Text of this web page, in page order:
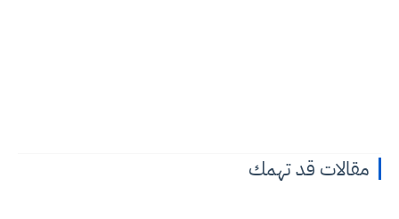
مقالات قد تهمك